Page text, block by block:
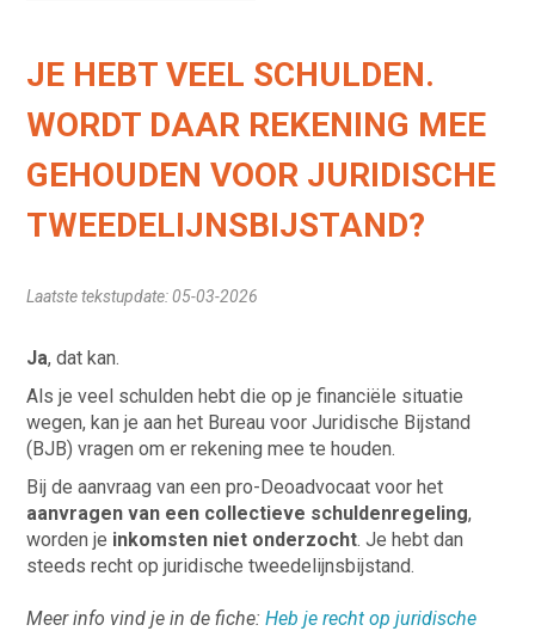
JE HEBT VEEL SCHULDEN.
WORDT DAAR REKENING MEE
GEHOUDEN VOOR JURIDISCHE
TWEEDELIJNSBIJSTAND?
Laatste tekstupdate: 05-03-2026
Ja, dat kan.
Als je veel schulden hebt die op je financiële situatie
wegen, kan je aan het Bureau voor Juridische Bijstand
(BJB) vragen om er rekening mee te houden.
Bij de aanvraag van een pro-Deoadvocaat voor het
aanvragen van een collectieve schuldenregeling,
worden je inkomsten niet onderzocht. Je hebt dan
steeds recht op juridische tweedelijnsbijstand.
Meer info vind je in de fiche:Heb je recht op juridische